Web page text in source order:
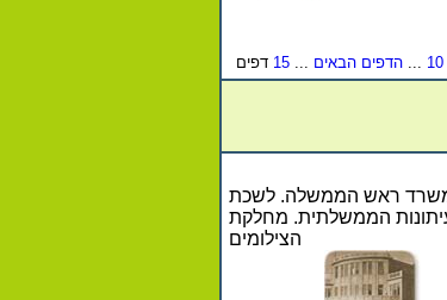
10
... הדפים הבאים ...
15 דפים